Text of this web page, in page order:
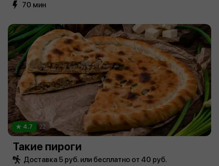
70 мин
4.7 22
Такие пироги
Доставка 5 руб. или бесплатно от 40 руб.